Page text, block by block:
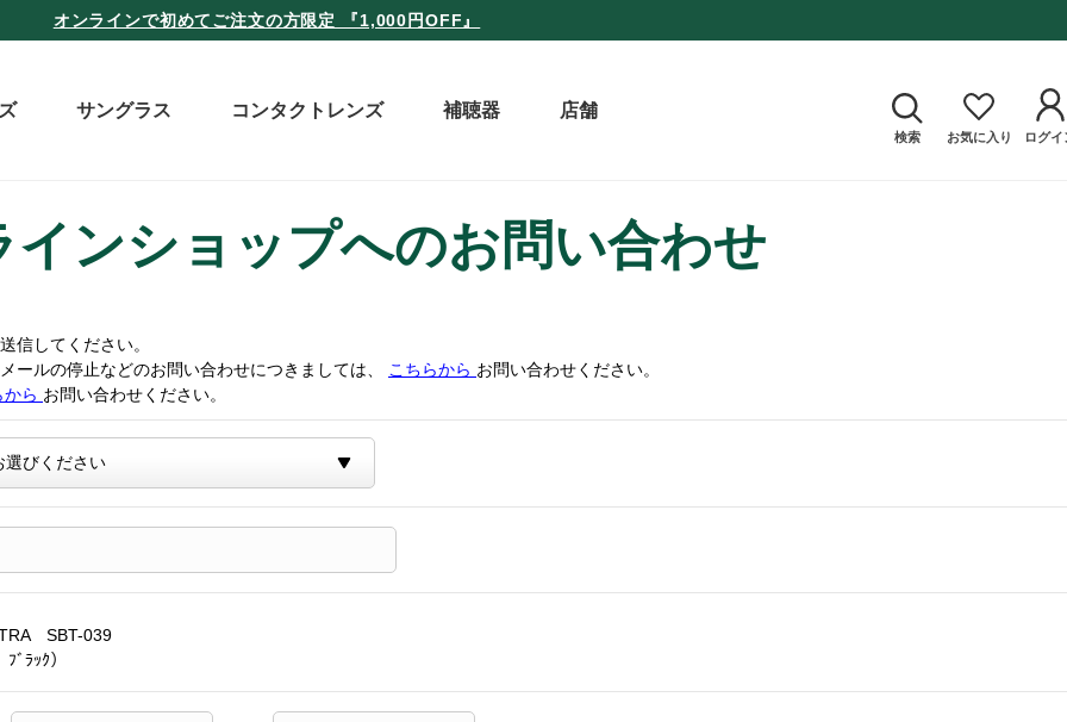
オンラインで初めてご注文の方限定 『1,000円OFF』
サングラス コンタクトレンズ 補聴器 店舗
検索 お気に入り ログイ
インショップへのお問い合わせ
信してください。
ルの停止などのお問い合わせにつきましては、
こちらから お問い合わせください。
ら お問い合わせください。
SBT-039
ﾞﾗｯｸ）